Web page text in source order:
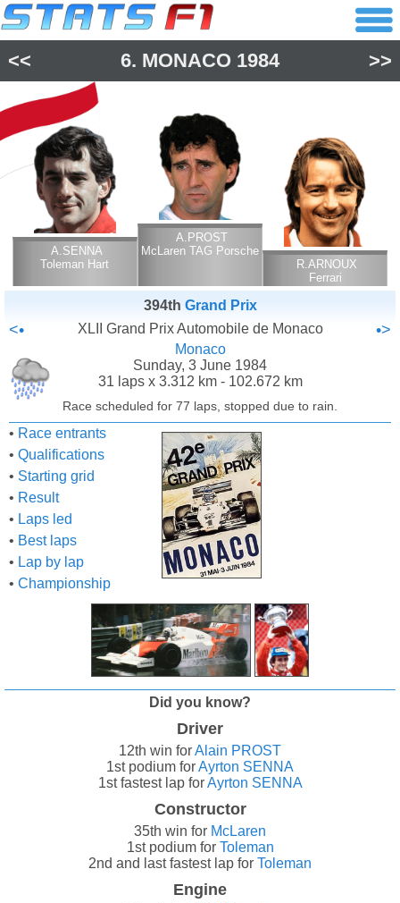
<< 6. MONACO 1984 >>
A.SENNA
Toleman Hart
A.PROST
McLaren TAG Porsche
R.ARNOUX
Ferrari
394th Grand Prix
<• XLII Grand Prix Automobile de Monaco •>
Monaco
Sunday, 3 June 1984
31 laps x 3.312 km - 102.672 km
Race scheduled for 77 laps, stopped due to rain.
• Race entrants
• Qualifications
• Starting grid
• Result
• Laps led
• Best laps
• Lap by lap
• Championship
Did you know?
Driver
12th win forAlain PROST
1st podium forAyrton SENNA
1st fastest lap forAyrton SENNA
Constructor
35th win for McLaren
1st podium for Toleman
2nd and last fastest lap for Toleman
Engine